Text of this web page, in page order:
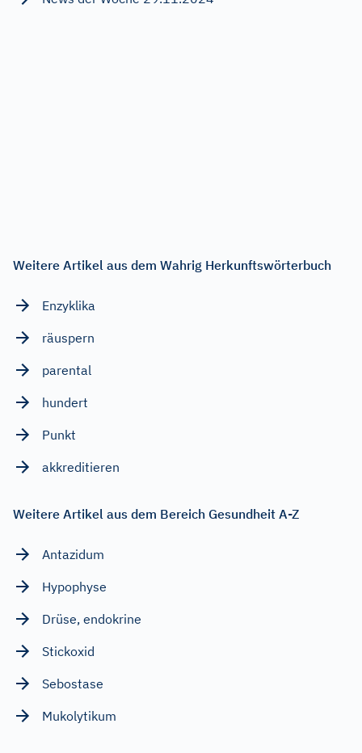
Weitere Artikel aus dem Wahrig Herkunftswörterbuch
Enzyklika
räuspern
parental
hundert
Punkt
akkreditieren
Weitere Artikel aus dem Bereich Gesundheit A-Z
Antazidum
Hypophyse
Drüse, endokrine
Stickoxid
Sebostase
Mukolytikum